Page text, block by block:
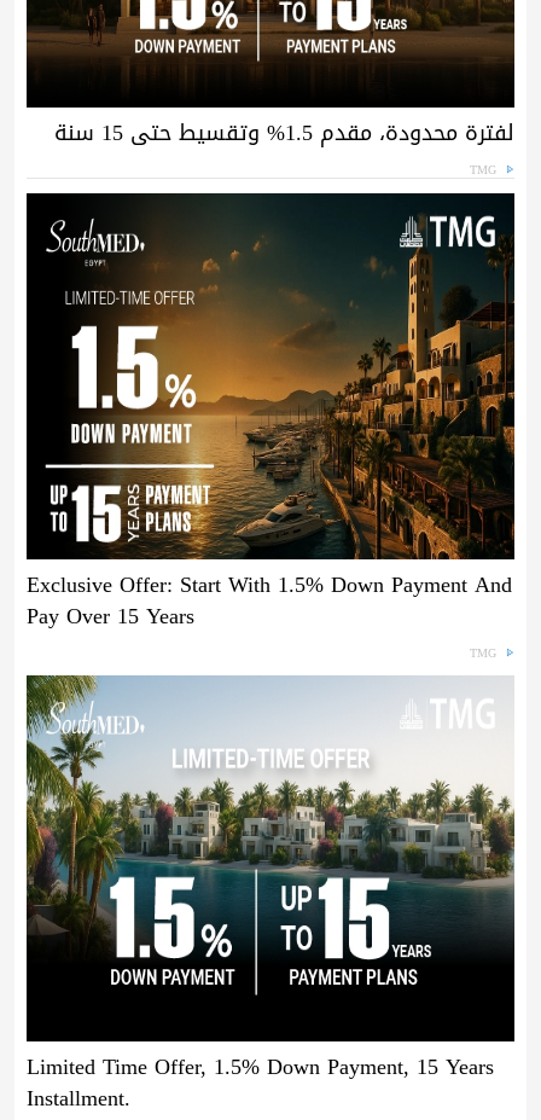
لفترة محدودة، مقدم 1.5% وتقسيط حتى 15 سنة
TMG
Exclusive Offer: Start With 1.5% Down Payment And
Pay Over 15 Years
TMG
Limited Time Offer, 1.5% Down Payment, 15 Years
Installment.